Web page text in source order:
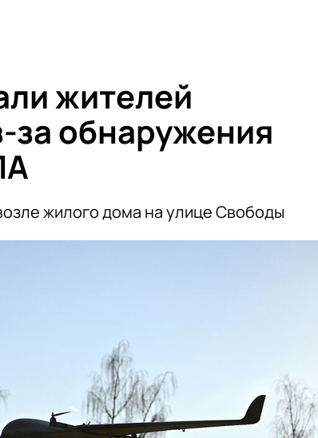
жителей
за обнаружения
жилого дома на улице Свободы